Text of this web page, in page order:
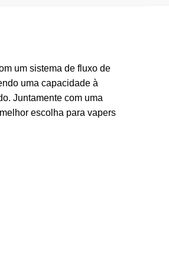
um sistema de fluxo de
uma capacidade à
Juntamente com uma
escolha para vapers